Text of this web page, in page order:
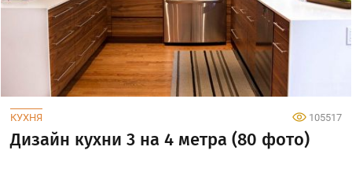
КУХНЯ 105517
Дизайн кухни 3 на 4 метра (80 фото)